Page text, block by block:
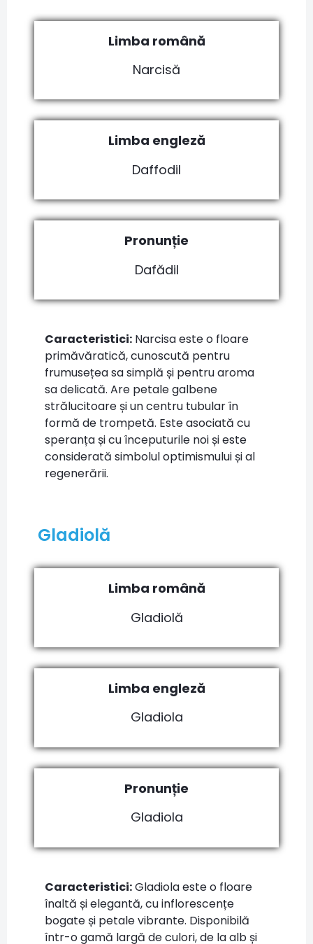
Limba română
Narcisă
Limba engleză
Daffodil
Pronunție
Dafădil
Caracteristici: Narcisa este o floare
primăvăratică, cunoscută pentru
frumusețea sa simplă și pentru aroma
sa delicată. Are petale galbene
strălucitoare și un centru tubular în
formă de trompetă. Este asociată cu
speranța și cu începuturile noi și este
considerată simbolul optimismului și al
regenerării.
Gladiolă
Limba română
Gladiolă
Limba engleză
Gladiola
Pronunție
Gladiola
Caracteristici:Gladiola este o floare
înaltă și elegantă, cu inflorescențe
bogate și petale vibrante. Disponibilă
într-o gamă largă de culori, de la alb și